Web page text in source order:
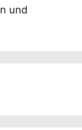
und